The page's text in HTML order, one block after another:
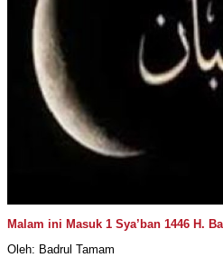
Malam ini Masuk 1 Sya’ban 1446 H.
Oleh: Badrul Tamam